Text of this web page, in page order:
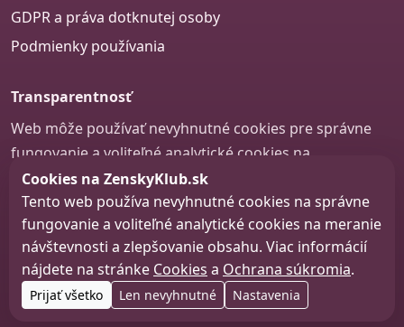
GDPR a práva dotknutej osoby
Podmienky používania
Transparentnosť
Web môže používať nevyhnutné cookies pre správne
fungovanie a voliteľné analytické cookies na
zlepšovanie obsahu a používateľskej skúsenosti.
Nastavenie cookies
© 2026 zenskyklub.sk
Web design, tvorba webu a SEO –Consultee, s.r.o.
Cookies na ZenskyKlub.sk
Tento web používa nevyhnutné cookies na správne
fungovanie a voliteľné analytické cookies na meranie
návštevnosti a zlepšovanie obsahu. Viac informácií
nájdete na stránke Cookies a Ochrana súkromia.
Prijať všetko Len nevyhnutné Nastavenia